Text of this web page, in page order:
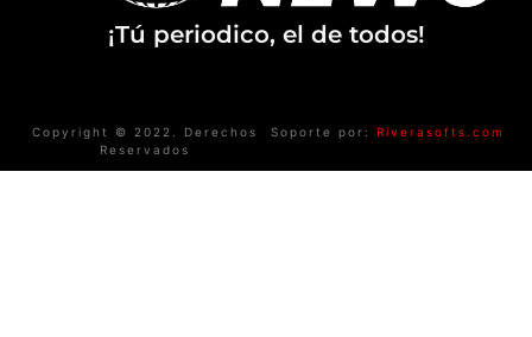
¡Tú periodico, el de todos!
Copyright © 2022. Derechos
Reservados
Soporte por: Riverasofts.com